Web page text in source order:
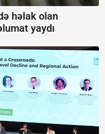
həlak olan
yaydı